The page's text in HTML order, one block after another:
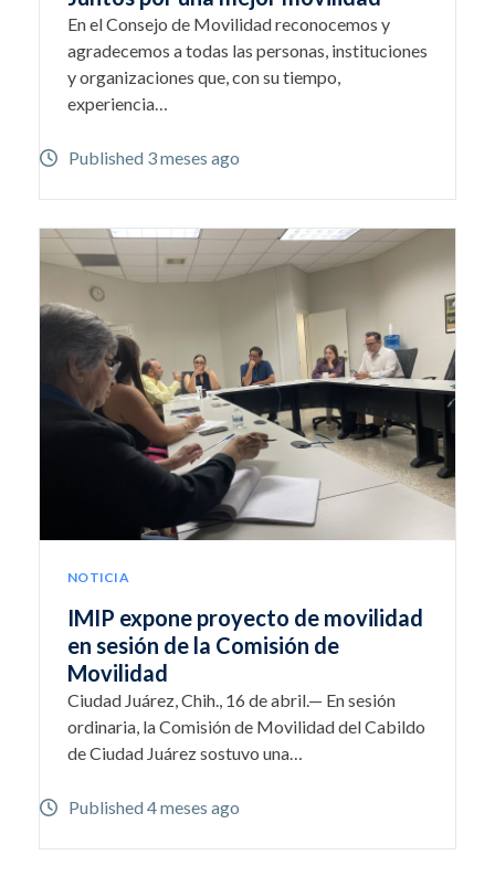
En el Consejo de Movilidad reconocemos y
agradecemos a todas las personas, instituciones
y organizaciones que, con su tiempo,
experiencia…
Published 3 meses ago
NOTICIA
IMIP expone proyecto de movilidad
en sesión de la Comisión de
Movilidad
Ciudad Juárez, Chih., 16 de abril.— En sesión
ordinaria, la Comisión de Movilidad del Cabildo
de Ciudad Juárez sostuvo una…
Published 4 meses ago